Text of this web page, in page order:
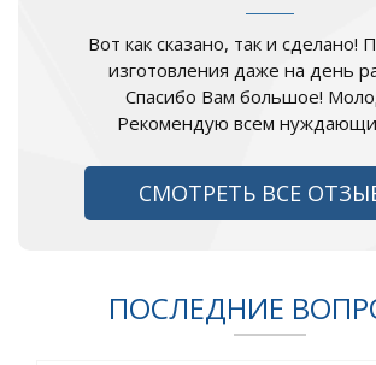
Вот как сказано, так и сделано!
изготовления даже на день
Спасибо Вам большое!
Рекомендую всем
СМОТРЕТЬ ВСЕ
ПОСЛЕДНИЕ